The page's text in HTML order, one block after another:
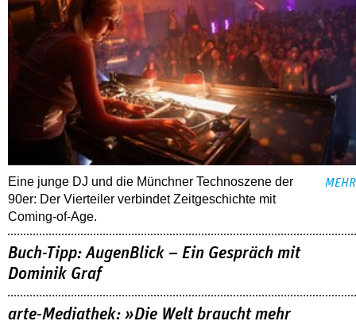
Eine junge DJ und die Münchner Technoszene der
90er: Der Vierteiler verbindet Zeitgeschichte mit
Coming-of-Age.
MEHR
Buch-Tipp: AugenBlick – Ein Gespräch mit
Dominik Graf
arte-Mediathek: »Die Welt braucht mehr